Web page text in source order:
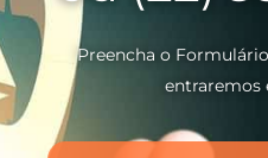
Preencha o
entraremos